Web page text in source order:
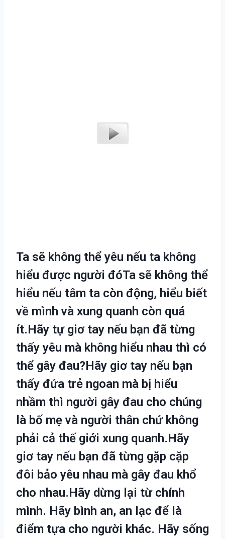
Ta sẽ không thể yêu nếu ta không
hiểu được người đóTa sẽ không thể
hiểu nếu tâm ta còn động, hiểu biết
về mình và xung quanh còn quá
ít.Hãy tự giơ tay nếu bạn đã từng
thấy yêu mà không hiểu nhau thì có
thể gây đau?Hãy giơ tay nếu bạn
thấy đứa trẻ ngoan mà bị hiểu
nhầm thì người gây đau cho chúng
là bố mẹ và người thân chứ không
phải cả thế giới xung quanh.Hãy
giơ tay nếu bạn đã từng gặp cặp
đôi bảo yêu nhau mà gây đau khổ
cho nhau.Hãy dừng lại từ chính
mình. Hãy bình an, an lạc để là
điểm tựa cho người khác. Hãy sống